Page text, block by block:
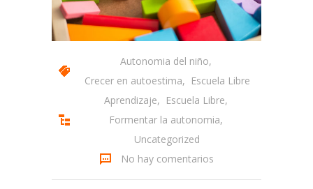
-- Solicitud
-- Términos y condiciones
Acceder
Autonomia del niño,
Crecer en autoestima, Escuela Libre
Aprendizaje, Escuela Libre,
Formentar la autonomia,
Uncategorized
No hay comentarios